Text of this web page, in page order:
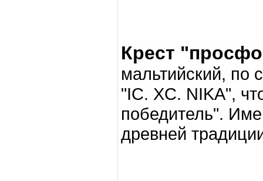
Крест
мальтийский, по
"IC. XC. NIKA",
победитель".
древней